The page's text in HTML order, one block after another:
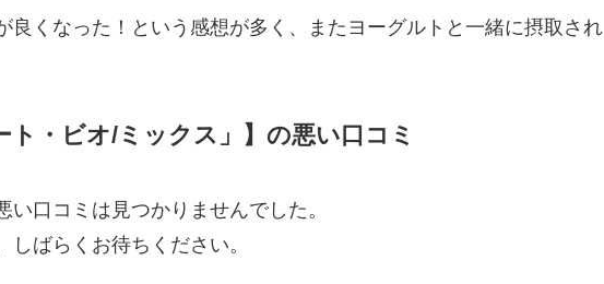
良くなった！という感想が多く、またヨーグルトと一緒に摂取され
・ビオ/ミックス」】の悪い口コミ
口コミは見つかりませんでした。
ばらくお待ちください。